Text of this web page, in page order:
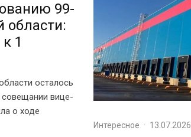
99-
области:
1
осталось
совещании вице-
о ходе
Интересное · 13.07.2026